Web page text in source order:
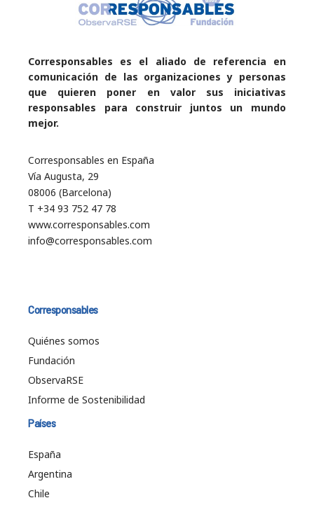
Corresponsables es el aliado de referencia en
comunicación de las organizaciones y personas
que quieren poner en valor sus iniciativas
responsables para construir juntos un mundo
mejor.
Corresponsables en España
Vía Augusta, 29
08006 (Barcelona)
T +34 93 752 47 78
www.corresponsables.com
info@corresponsables.com
Corresponsables
Quiénes somos
Fundación
ObservaRSE
Informe de Sostenibilidad
Países
España
Argentina
Chile